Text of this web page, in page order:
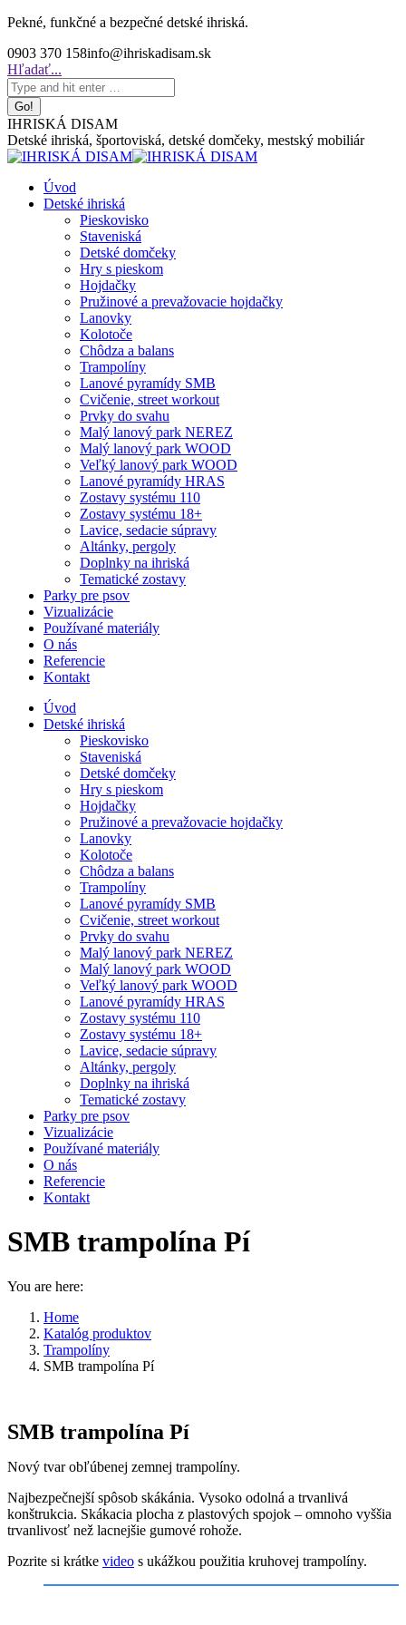
Skip
content
Pekné, funkčné a bezpečné detské ihriská.
0903 370 158info@ihriskadisam.sk
Search:
Hľadať...
IHRISKÁ DISAM
Detské ihriská, športoviská, detské domčeky, mestský mobiliár
Úvod
Detské ihriská
Pieskovisko
Staveniská
Detské domčeky
Hry s pieskom
Hojdačky
Pružinové a prevažovacie hojdačky
Lanovky
Kolotoče
Chôdza a balans
Trampolíny
Lanové pyramídy SMB
Cvičenie, street workout
Prvky do svahu
Malý lanový park NEREZ
Malý lanový park WOOD
Veľký lanový park WOOD
Lanové pyramídy HRAS
Zostavy systému 110
Zostavy systému 18+
Lavice, sedacie súpravy
Altánky, pergoly
Doplnky na ihriská
Tematické zostavy
Parky pre psov
Vizualizácie
Používané materiály
O nás
Referencie
Kontakt
Úvod
Detské ihriská
Pieskovisko
Staveniská
Detské domčeky
Hry s pieskom
Hojdačky
Pružinové a prevažovacie hojdačky
Lanovky
Kolotoče
Chôdza a balans
Trampolíny
Lanové pyramídy SMB
Cvičenie, street workout
Prvky do svahu
Malý lanový park NEREZ
Malý lanový park WOOD
Veľký lanový park WOOD
Lanové pyramídy HRAS
Zostavy systému 110
Zostavy systému 18+
Lavice, sedacie súpravy
Altánky, pergoly
Doplnky na ihriská
Tematické zostavy
Parky pre psov
Vizualizácie
Používané materiály
O nás
Referencie
Kontakt
SMB trampolína Pí
You are here:
Home
Katalóg produktov
Trampolíny
SMB trampolína Pí
SMB trampolína Pí
Nový tvar obľúbenej zemnej trampolíny.
Najbezpečnejší spôsob skákánia. Vysoko odolná a trvanlivá
konštrukcia. Skákacia plocha z plastových spojok – omnoho vyššia
trvanlivosť než lacnejšie gumové rohože.
Pozrite si krátke video s ukážkou použitia kruhovej trampolíny.